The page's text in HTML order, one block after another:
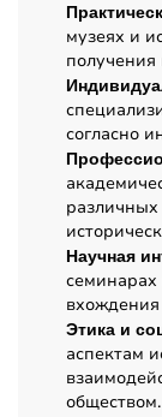
музеях и
получения
согласно
Научная
семинарах
Этика и
аспектам
обществом.